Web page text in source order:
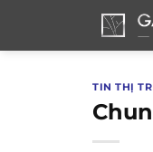
TIN THỊ